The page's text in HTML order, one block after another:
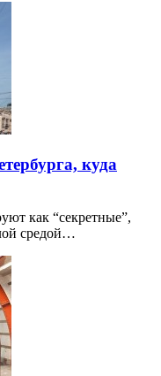
куда
как “секретные”,
средой…